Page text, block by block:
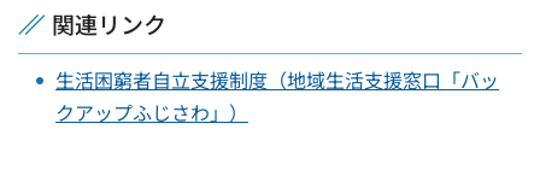
関連リンク
生活困窮者自立支援制度（地域生活支援窓口「バッ
クアップふじさわ」）